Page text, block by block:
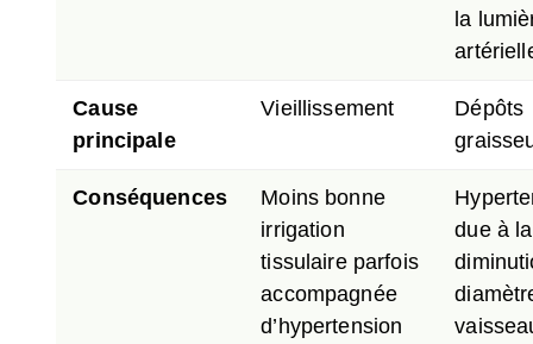
la
Cause
principale
Vieillissement
Dépôts
Conséquences
Moins bonne
irrigation
tissulaire parfois
accompagnée
d’hypertension
due à la